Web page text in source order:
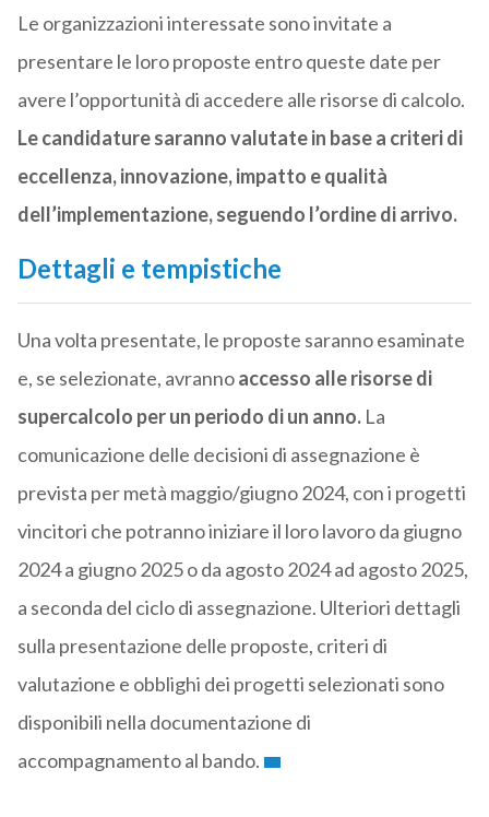
Le organizzazioni interessate sono invitate a
presentare le loro proposte entro queste date per
avere l’opportunità di accedere alle risorse di calcolo.
Le candidature saranno valutate in base a criteri di
eccellenza, innovazione, impatto e qualità
dell’implementazione, seguendo l’ordine di arrivo.
Dettagli e tempistiche
Una volta presentate, le proposte saranno esaminate
e, se selezionate, avrannoaccesso alle risorse di
supercalcolo per un periodo di un anno.La
comunicazione delle decisioni di assegnazione è
prevista per metà maggio/giugno 2024, con i progetti
vincitori che potranno iniziare il loro lavoro da giugno
2024 a giugno 2025 o da agosto 2024 ad agosto 2025,
a seconda del ciclo di assegnazione. Ulteriori dettagli
sulla presentazione delle proposte, criteri di
valutazione e obblighi dei progetti selezionati sono
disponibili nella documentazione di
accompagnamento al bando.